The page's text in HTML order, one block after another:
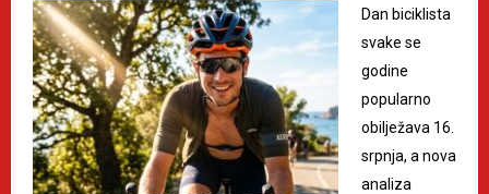
Dan biciklista
svake se
godine
popularno
obilježava 16.
srpnja, a nova
analiza